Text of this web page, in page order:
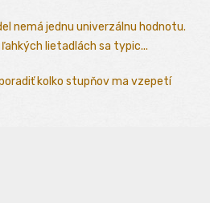
nemá jednu univerzálnu hodnotu.
lietadlách sa typic...
kolko stupňov ma vzepetí